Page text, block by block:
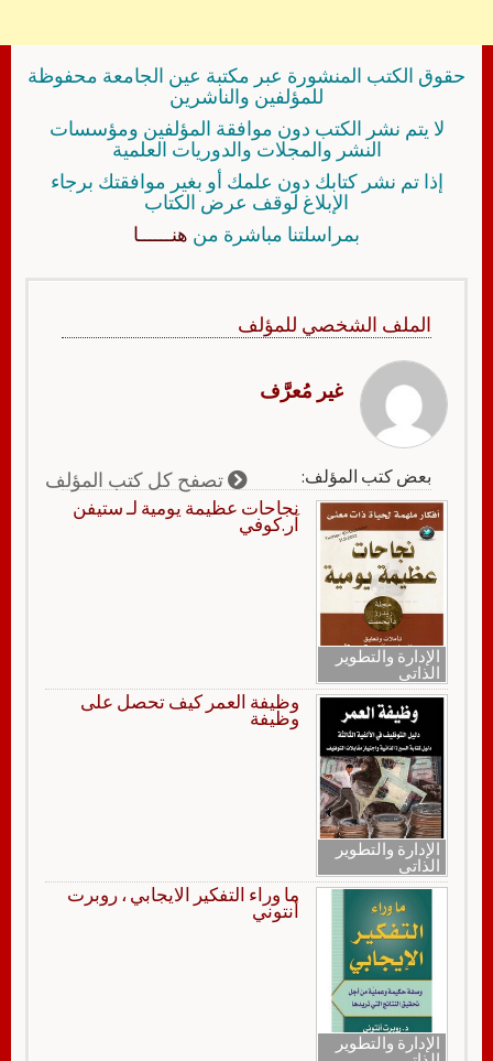
حقوق الكتب المنشورة عبر مكتبة عين الجامعة محفوظة
للمؤلفين والناشرين
لا يتم نشر الكتب دون موافقة المؤلفين ومؤسسات
النشر والمجلات والدوريات العلمية
إذا تم نشر كتابك دون علمك أو بغير موافقتك برجاء
الإبلاغ لوقف عرض الكتاب
بمراسلتنا مباشرة من هنــــــا
الملف الشخصي للمؤلف
غير مُعرَّف
بعض كتب المؤلف: تصفح كل كتب المؤلف
الإدارة والتطوير
الذاتي
نجاحات عظيمة يومية لـ ستيفن
آر.كوفي
الإدارة والتطوير
الذاتي
وظيفة العمر كيف تحصل على
وظيفة
الإدارة والتطوير
ما وراء التفكير الايجابي ، روبرت
أنتوني